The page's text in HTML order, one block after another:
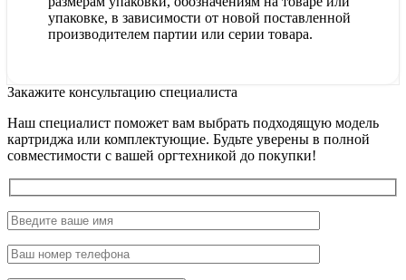
упаковке, в зависимости от новой поставленной
производителем партии или серии товара.
Закажите консультацию специалиста
Наш специалист поможет вам выбрать подходящую модель
картриджа или комплектующие. Будьте уверены в полной
совместимости с вашей оргтехникой до покупки!